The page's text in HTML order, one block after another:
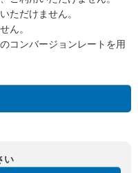
ただけません。
ん。
コンバージョンレートを用
い